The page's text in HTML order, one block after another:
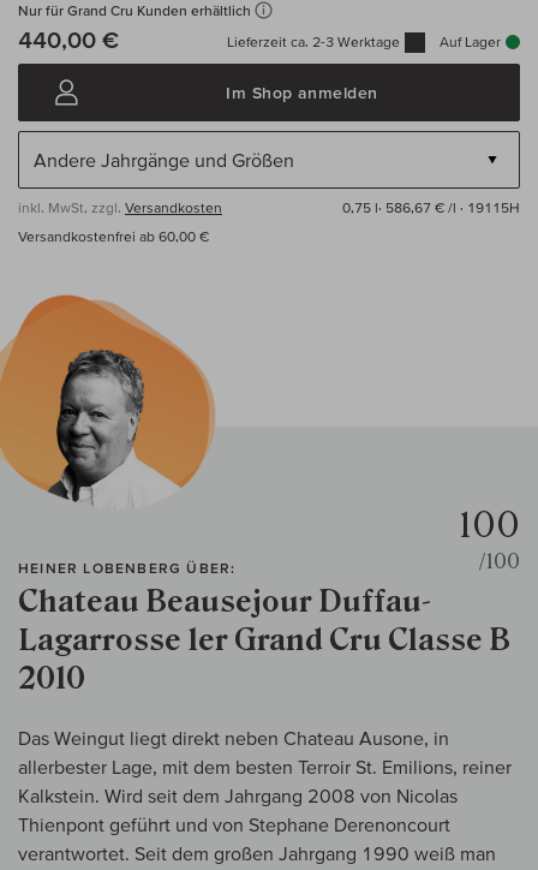
Nur für Grand Cru Kunden erhältlich
440,00 € Lieferzeit ca. 2-3 Werktage Auf Lager
Im Shop anmelden
inkl. MwSt, zzgl. Versandkosten 0,75 l· 586,67 € /l · 19115H
Versandkostenfrei ab 60,00 €
HEINER LOBENBERG ÜBER:
Chateau Beausejour Duffau-
Lagarrosse 1er Grand Cru Classe B
2010
100
/100
Das Weingut liegt direkt neben Chateau Ausone, in
allerbester Lage, mit dem besten Terroir St. Emilions, reiner
Kalkstein. Wird seit dem Jahrgang 2008 von Nicolas
Thienpont geführt und von Stephane Derenoncourt
verantwortet. Seit dem großen Jahrgang 1990 weiß man